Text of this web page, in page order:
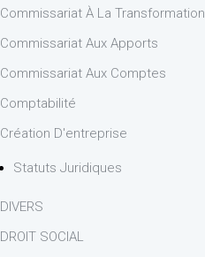
Commissariat À La Transformation
Commissariat Aux Apports
Commissariat Aux Comptes
Comptabilité
Création D'entreprise
Statuts Juridiques
DIVERS
DROIT SOCIAL